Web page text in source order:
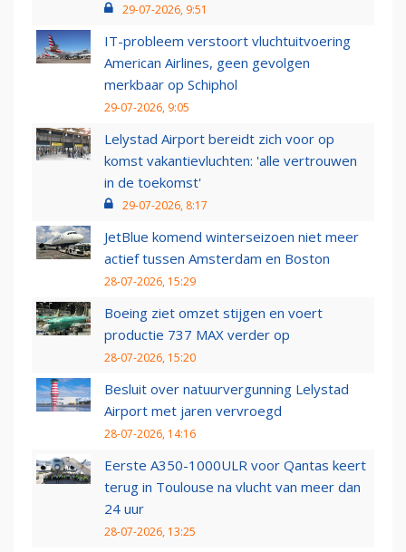
29-07-2026, 9:51
IT-probleem verstoort vluchtuitvoering
American Airlines, geen gevolgen
merkbaar op Schiphol
29-07-2026, 9:05
Lelystad Airport bereidt zich voor op
komst vakantievluchten: 'alle vertrouwen
in de toekomst'
29-07-2026, 8:17
JetBlue komend winterseizoen niet meer
actief tussen Amsterdam en Boston
28-07-2026, 15:29
Boeing ziet omzet stijgen en voert
productie 737 MAX verder op
28-07-2026, 15:20
Besluit over natuurvergunning Lelystad
Airport met jaren vervroegd
28-07-2026, 14:16
Eerste A350-1000ULR voor Qantas keert
terug in Toulouse na vlucht van meer dan
24 uur
28-07-2026, 13:25